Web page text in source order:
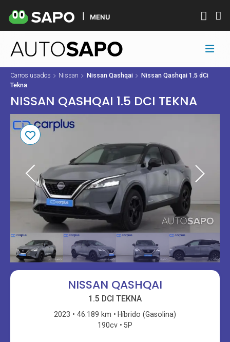
MENU
Carros usados Nissan Nissan Qashqai
Nissan Qashqai 1.5 dCi
Tekna
NISSAN QASHQAI 1.5 DCI TEKNA
NISSAN QASHQAI
1.5 DCI TEKNA
2023 46.189 km
Híbrido (Gasolina)
190cv
5P